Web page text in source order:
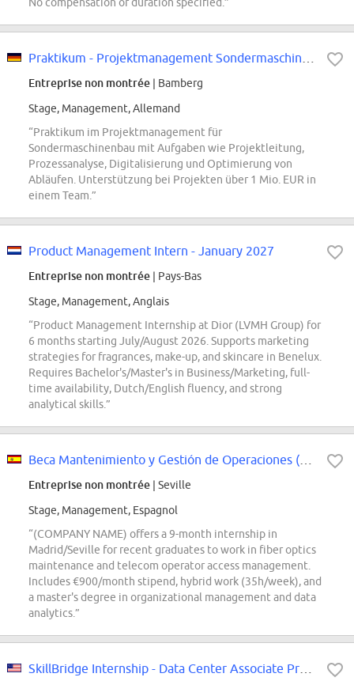
Entreprise non montrée | Bamberg
Stage, Management, Allemand
“Praktikum im Projektmanagement für
Sondermaschinenbau mit Aufgaben wie Projektleitung,
Prozessanalyse, Digitalisierung und Optimierung von
Abläufen. Unterstützung bei Projekten über 1 Mio. EUR in
einem Team.”
Product Management Intern - January 2027
Entreprise non montrée | Pays-Bas
Stage, Management, Anglais
“Product Management Internship at Dior (LVMH Group) for
6 months starting July/August 2026. Supports marketing
strategies for fragrances, make-up, and skincare in Benelux.
Requires Bachelor's/Master's in Business/Marketing, full-
time availability, Dutch/English fluency, and strong
analytical skills.”
Entreprise non montrée | Seville
Stage, Management, Espagnol
“(COMPANY NAME) offers a 9-month internship in
Madrid/Seville for recent graduates to work in fiber optics
maintenance and telecom operator access management.
Includes €900/month stipend, hybrid work (35h/week), and
a master's degree in organizational management and data
analytics.”